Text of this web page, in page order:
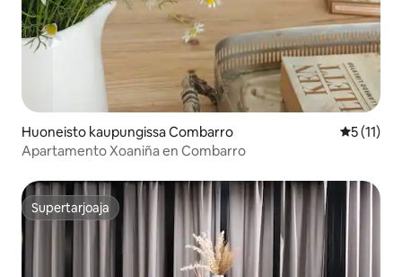
Huoneisto kaupungissa Combarro
5 (11)
Apartamento Xoaniña en Combarro
Supertarjoaja
Supertarjoaja